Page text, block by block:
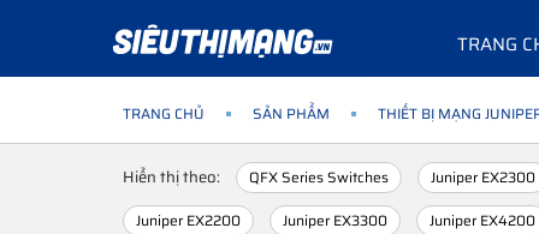
TRANG
TRANG CHỦ SẢN PHẨM THIẾT BỊ MẠNG
Hiển thị theo: QFX Series Switches Juniper EX2300
Juniper EX2200
Juniper EX3300 Juniper EX4200